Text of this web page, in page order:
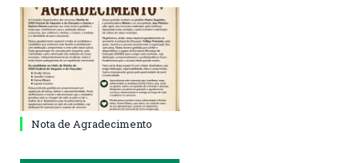
Nota de Agradecimento